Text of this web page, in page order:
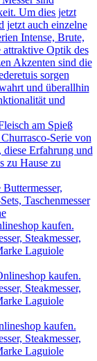
Um dies jetzt
jetzt auch einzelne
Intense, Brute,
Optik des
Akzenten sind die
sorgen
und überallhin
und
am Spieß
Serie von
Erfahrung und
zu Hause zu
Taschenmesser
kaufen.
Steakmesser,
Laguiole
kaufen.
Steakmesser,
Laguiole
kaufen.
Steakmesser,
Laguiole